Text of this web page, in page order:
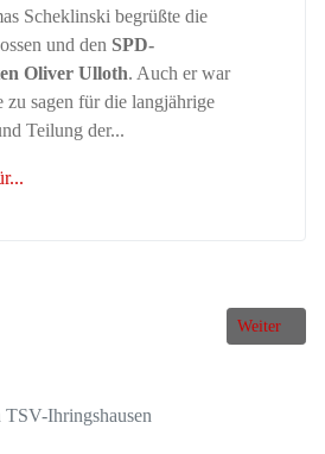
Scheklinski begrüßte die
und den SPD-
Oliver Ulloth. Auch er war
zu sagen für die langjährige
Teilung der...
des SPD-Ortsverein Fuldatal
Nächster
Weiter
TSV-Ihringshausen